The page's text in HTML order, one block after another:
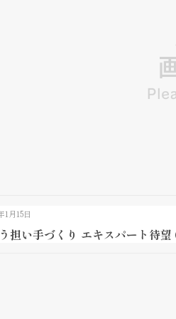
1月15日
担い手づくり エキスパート待